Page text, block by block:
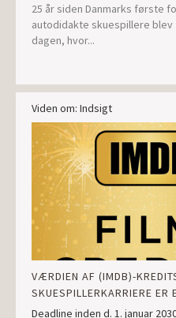
25 år siden Danmarks første
autodidakte skuespillere blev
dagen, hvor...
Viden om: Indsigt
VÆRDIEN AF (IMDB)-
SKUESPILLERKARRIERE ER
Deadline inden d. 1. januar